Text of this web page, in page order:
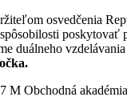
osvedčenia
poskytovať
duálneho vzdelávania
M Obchodná akadémia